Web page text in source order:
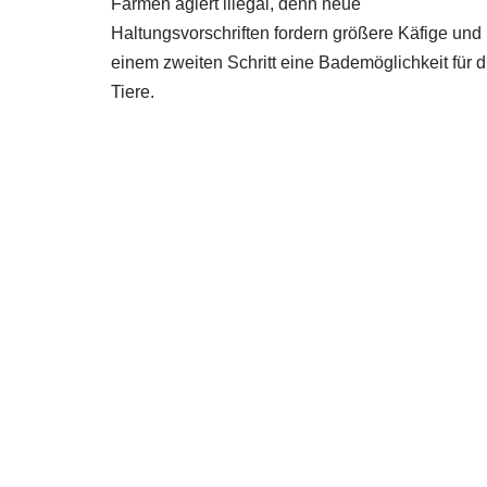
Farmen agiert illegal, denn neue
Haltungsvorschriften fordern größere Käfige und
einem zweiten Schritt eine Bademöglichkeit für
Tiere.